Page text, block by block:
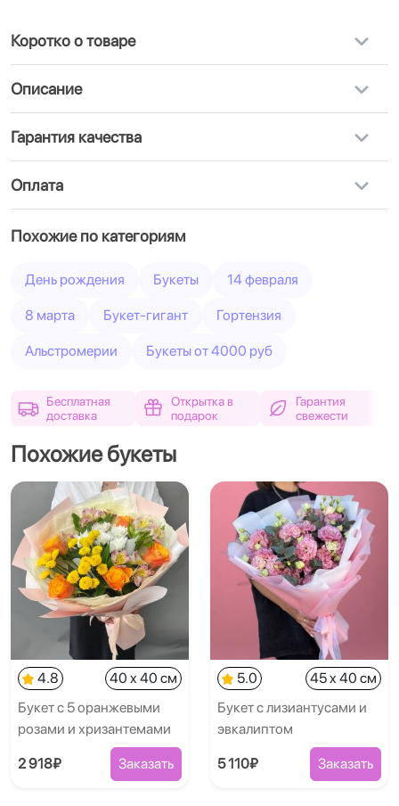
Коротко о товаре
Описание
Гарантия качества
Оплата
Похожие по категориям
День рождения Букеты 14 февраля
8 марта Букет-гигант Гортензия
Альстромерии Букеты от 4000 руб
Бесплатная
доставка
Открытка в
подарок
Гарантия
свежести
Похожие букеты
4.8
40 x 40 см
Букет с 5 оранжевыми
розами и хризантемами
2 918₽ Заказать
5.0
45 x 40 см
Букет с лизиантусами и
эвкалиптом
5 110₽ Заказать